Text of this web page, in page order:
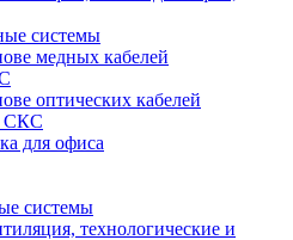
системы
медных кабелей
оптических кабелей
СКС
для офиса
системы
технологические и